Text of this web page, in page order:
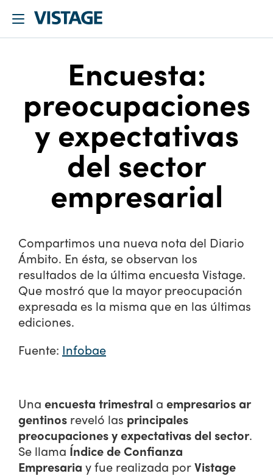
Encuesta:
preocupaciones
y expectativas
del sector
empresarial
Compartimos una nueva nota del Diario
Ámbito. En ésta, se observan los
resultados de la última encuesta Vistage.
Que mostró que la mayor preocupación
expresada es la misma que en las últimas
ediciones.
Fuente: Infobae
Una encuesta trimestral a empresarios ar
gentinos reveló las principales
preocupaciones y expectativas del sector.
Se llama Índice de Confianza
Empresaria y fue realizada porVistage